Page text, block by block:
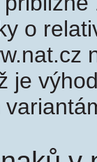
o
je